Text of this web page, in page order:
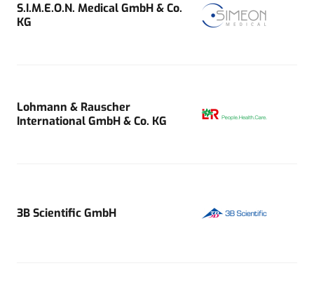
S.I.M.E.O.N. Medical GmbH & Co.
KG
Lohmann & Rauscher
International GmbH & Co. KG
3B Scientific GmbH